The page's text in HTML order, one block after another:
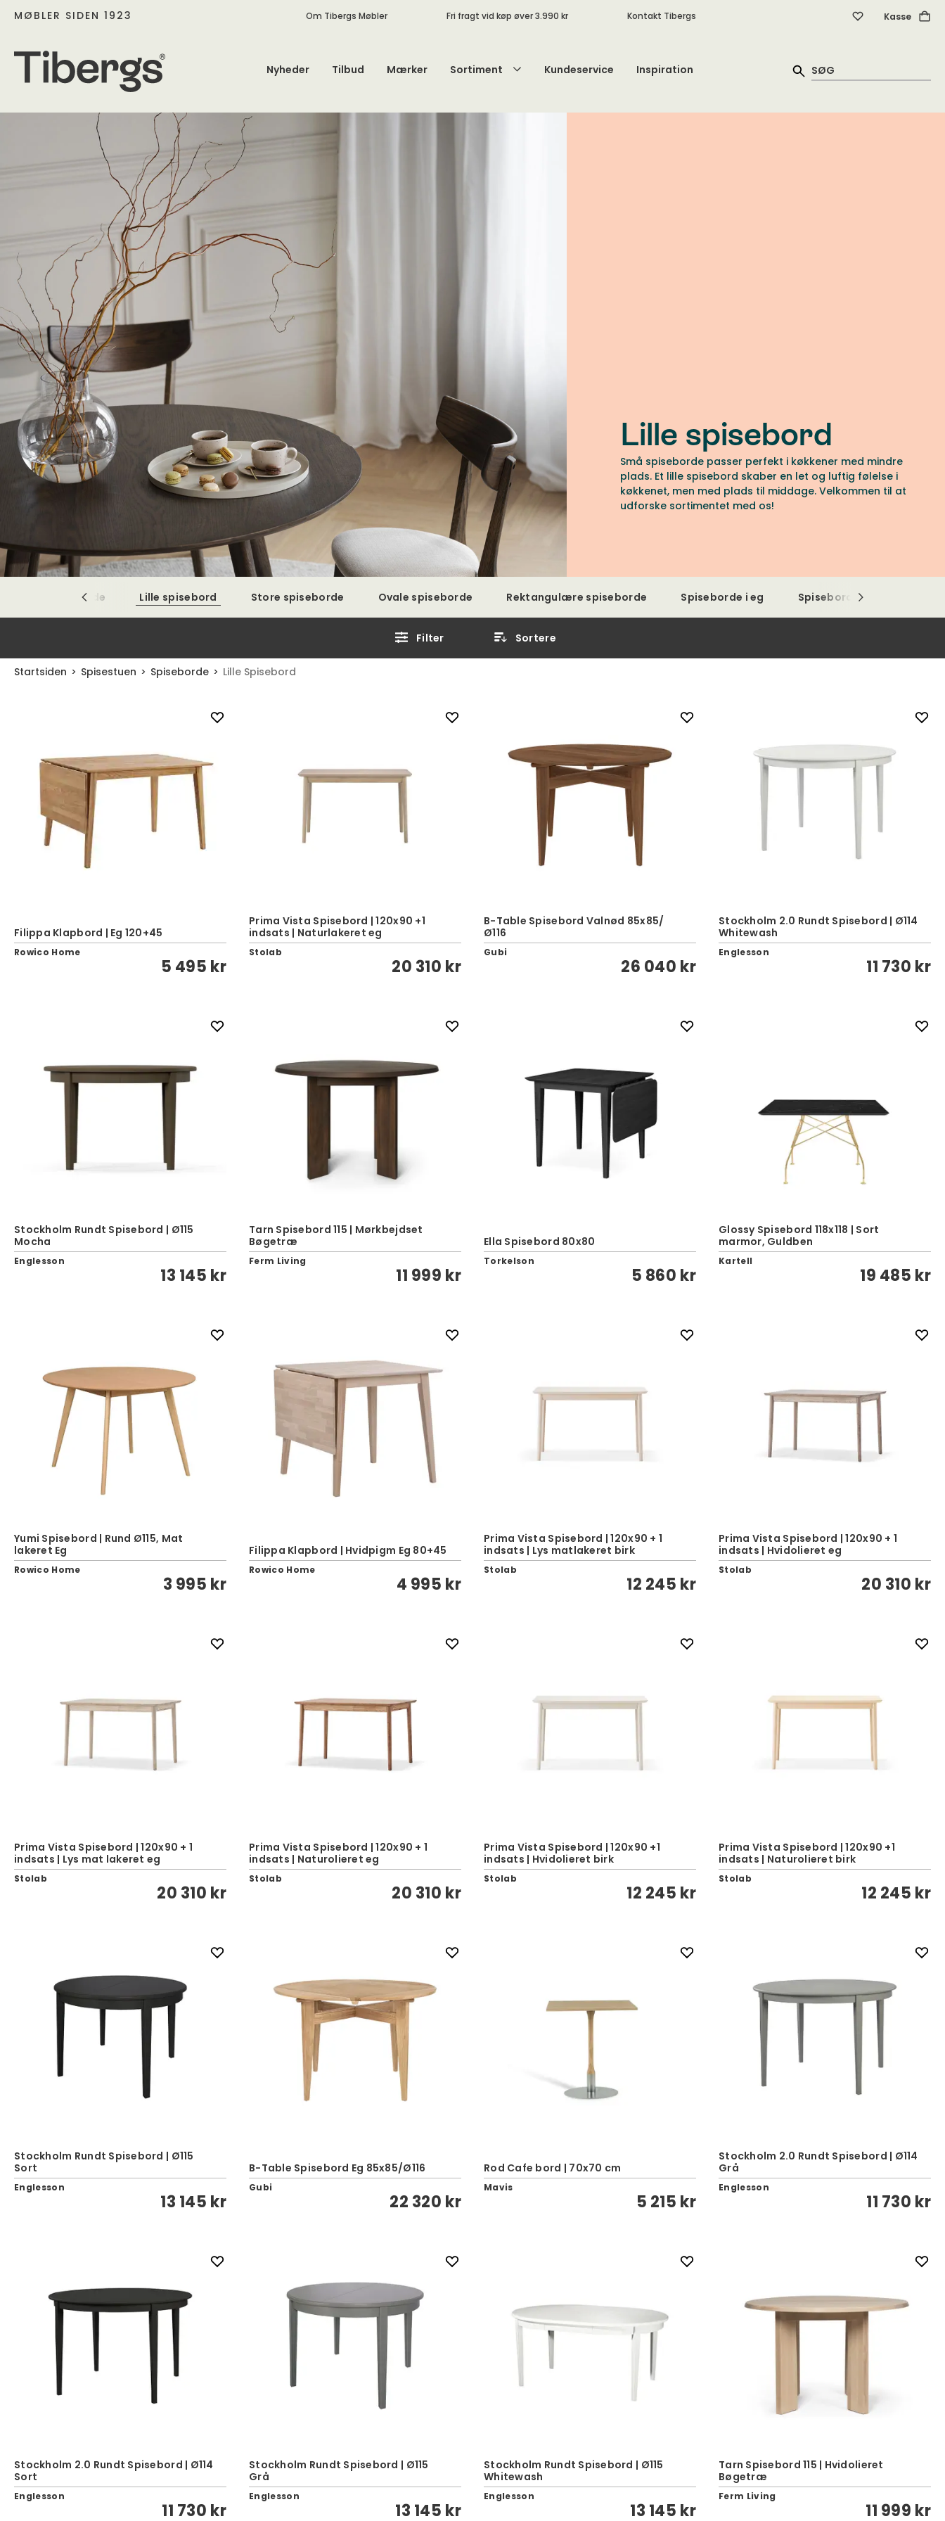
MØBLER SIDEN 1923 Om Tibergs Møbler Fri fragt vid køp øver 3.990 kr Kontakt Tibergs Kasse
Nyheder Tilbud Mærker Sortiment Kundeservice Inspiration
Lille spisebord
Små spiseborde passer perfekt i køkkener med mindre
plads. Et lille spisebord skaber en let og luftig følelse i
køkkenet, men med plads til middage. Velkommen til at
udforske sortimentet med os!
Runde spiseborde Lille spisebord Store spiseborde Ovale spiseborde Rektangulære spiseborde Spiseborde i eg Spiseborde med glasplade
Filter Sortere
Startsiden Spisestuen Spiseborde Lille Spisebord
Filippa Klapbord | Eg 120+45
Rowico Home
5 495 kr
Prima Vista Spisebord | 120x90 +1
indsats | Naturlakeret eg
Stolab
20 310 kr
B-Table Spisebord Valnød 85x85/
Ø116
Gubi
26 040 kr
Stockholm 2.0 Rundt Spisebord | Ø114
Whitewash
Englesson
11 730 kr
Stockholm Rundt Spisebord | Ø115
Mocha
Englesson
13 145 kr
Tarn Spisebord 115 | Mørkbejdset
Bøgetræ
Ferm Living
11 999 kr
Ella Spisebord 80x80
Torkelson
5 860 kr
Glossy Spisebord 118x118 | Sort
marmor, Guldben
Kartell
19 485 kr
Yumi Spisebord | Rund Ø115, Mat
lakeret Eg
Rowico Home
3 995 kr
Filippa Klapbord | Hvidpigm Eg 80+45
Rowico Home
4 995 kr
Prima Vista Spisebord | 120x90 + 1
indsats | Lys matlakeret birk
Stolab
12 245 kr
Prima Vista Spisebord | 120x90 + 1
indsats | Hvidolieret eg
Stolab
20 310 kr
Prima Vista Spisebord | 120x90 + 1
indsats | Lys mat lakeret eg
Stolab
20 310 kr
Prima Vista Spisebord | 120x90 + 1
indsats | Naturolieret eg
Stolab
20 310 kr
Prima Vista Spisebord | 120x90 +1
indsats | Hvidolieret birk
Stolab
12 245 kr
Prima Vista Spisebord | 120x90 +1
indsats | Naturolieret birk
Stolab
12 245 kr
Stockholm Rundt Spisebord | Ø115
Sort
Englesson
13 145 kr
B-Table Spisebord Eg 85x85/Ø116
Gubi
22 320 kr
Rod Cafe bord | 70x70 cm
Mavis
5 215 kr
Stockholm 2.0 Rundt Spisebord | Ø114
Grå
Englesson
11 730 kr
Stockholm 2.0 Rundt Spisebord | Ø114
Sort
Englesson
11 730 kr
Stockholm Rundt Spisebord | Ø115
Grå
Englesson
13 145 kr
Stockholm Rundt Spisebord | Ø115
Whitewash
Englesson
13 145 kr
Tarn Spisebord 115 | Hvidolieret
Bøgetræ
Ferm Living
11 999 kr